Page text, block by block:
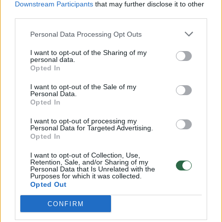
Downstream Participants that may further disclose it to other
Personal Data Processing Opt Outs
I want to opt-out of the Sharing of my
personal data.
Opted In
I want to opt-out of the Sale of my
Personal Data.
Opted In
I want to opt-out of processing my
Personal Data for Targeted Advertising.
Opted In
I want to opt-out of Collection, Use,
Retention, Sale, and/or Sharing of my
Personal Data that Is Unrelated with the
Purposes for which it was collected.
Opted Out
CONFIRM
00:00:57
Savaitės vidurys nusimato karštas: temperatūra kils iki
32 laipsnių šilumos
Žinios | Orai
V. Zalužno pasisakymą laiko bandymu įsitvirtinti
Ukrainos politikoje: jis yra neteisus
vaizdas pribloškia
Žinios | Lietuvos diena